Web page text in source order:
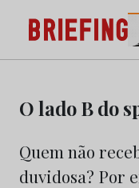
content
Briefing: Todas
Marketing e da
O lado B do
Quem não
duvidosa? Por